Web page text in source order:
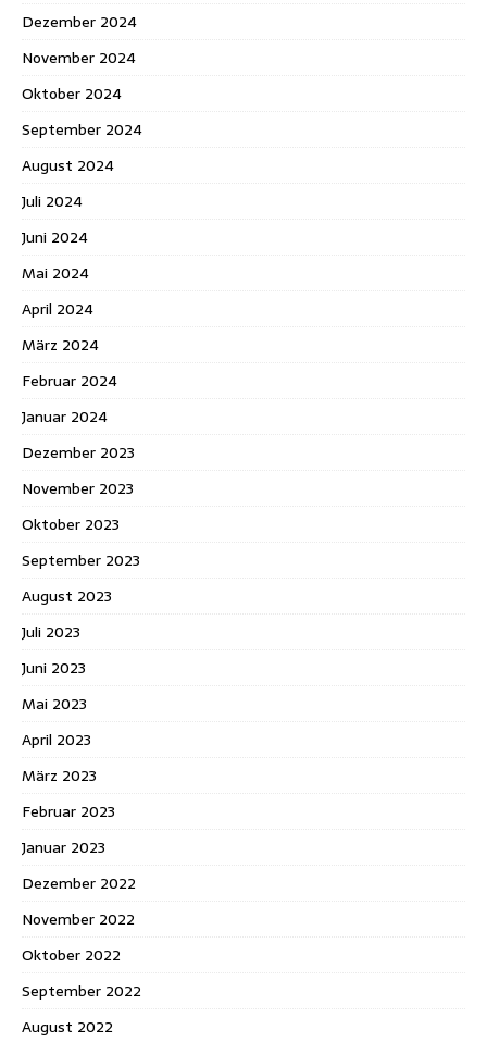
Dezember 2024
November 2024
Oktober 2024
September 2024
August 2024
Juli 2024
Juni 2024
Mai 2024
April 2024
März 2024
Februar 2024
Januar 2024
Dezember 2023
November 2023
Oktober 2023
September 2023
August 2023
Juli 2023
Juni 2023
Mai 2023
April 2023
März 2023
Februar 2023
Januar 2023
Dezember 2022
November 2022
Oktober 2022
September 2022
August 2022